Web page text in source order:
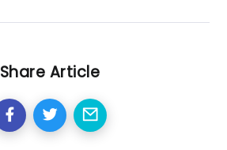
Share Article